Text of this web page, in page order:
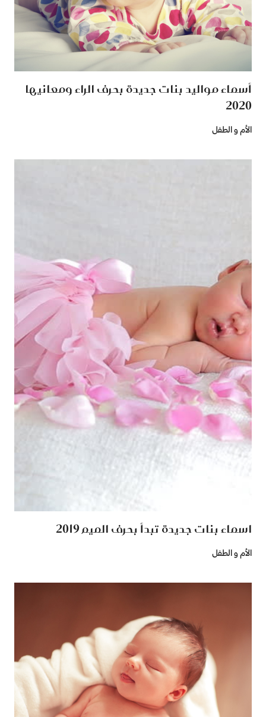
أسماء مواليد بنات جديدة بحرف الراء ومعانيها
2020
الأم و الطفل
اسماء بنات جديدة تبدأ بحرف الميم 2019
الأم و الطفل